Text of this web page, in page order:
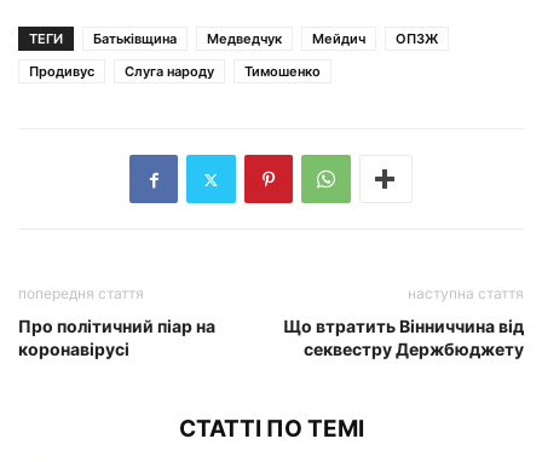
ТЕГИ Батьківщина Медведчук Мейдич
ОПЗЖ
Продивус
Слуга народу Тимошенко
попередня стаття
Про політичний піар на
коронавірусі
наступна стаття
Що втратить Вінниччина від
секвестру Держбюджету
СТАТТІ ПО ТЕМІ